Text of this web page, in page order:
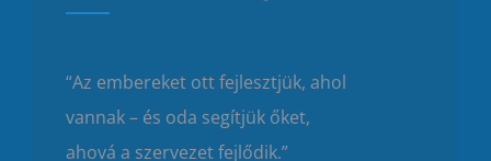
“Az embereket ott fejlesztjük, ahol
vannak – és oda segítjük őket,
ahová a szervezet fejlődik.”